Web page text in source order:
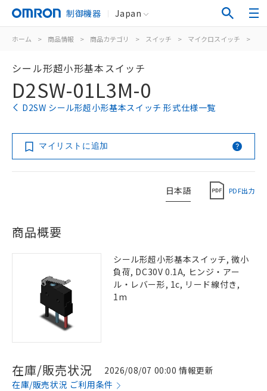
制御機器 Japan
ホーム > 商品情報 > 商品カテゴリ > スイッチ > マイクロスイッチ >
シール形超小形基本スイッチ
D2SW-01L3M-0
D2SW シール形超小形基本スイッチ 形式仕様一覧
マイリストに追加
日本語 PDF出力
商品概要
シール形超小形基本スイッチ, 微小
負荷, DC30V 0.1A, ヒンジ・アー
ル・レバー形, 1c, リード線付き,
1m
在庫/販売状況
2026/08/07 00:00 情報更新
在庫/販売状況 ご利用条件